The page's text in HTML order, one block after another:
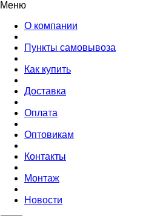
Меню
О компании
Пункты самовывоза
Как купить
Доставка
Оплата
Оптовикам
Контакты
Монтаж
Новости